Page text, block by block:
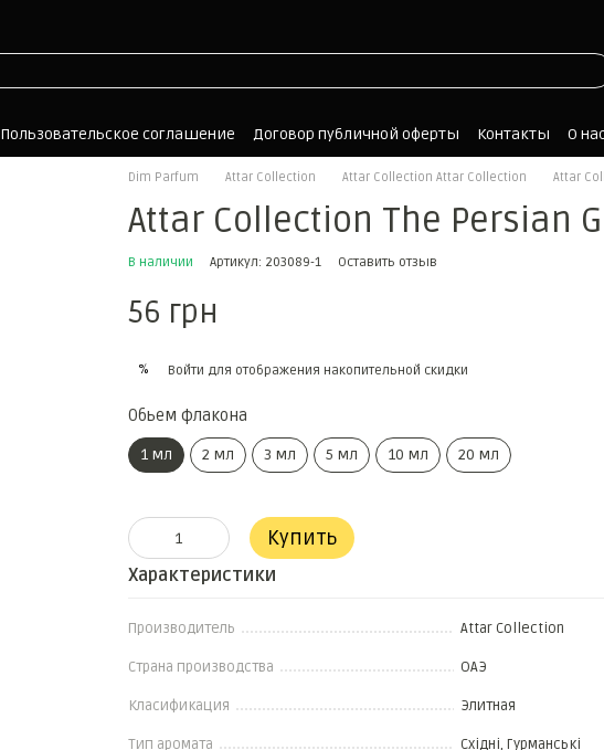
Пользовательское соглашение Договор публичной оферты Контакты
О
Dim Parfum Attar Collection Attar Collection Attar Collection Attar
Attar Collection The Persian
В наличии Артикул: 203089-1 Оставить отзыв
56 грн
% Войти для отображения накопительной скидки
Обьем флакона
1 мл 2 мл 3 мл 5 мл 10 мл 20 мл
Купить
Характеристики
Производитель Attar Collection
Страна производства ОАЭ
Класификация Элитная
Тип аромата Східні, Гурманські